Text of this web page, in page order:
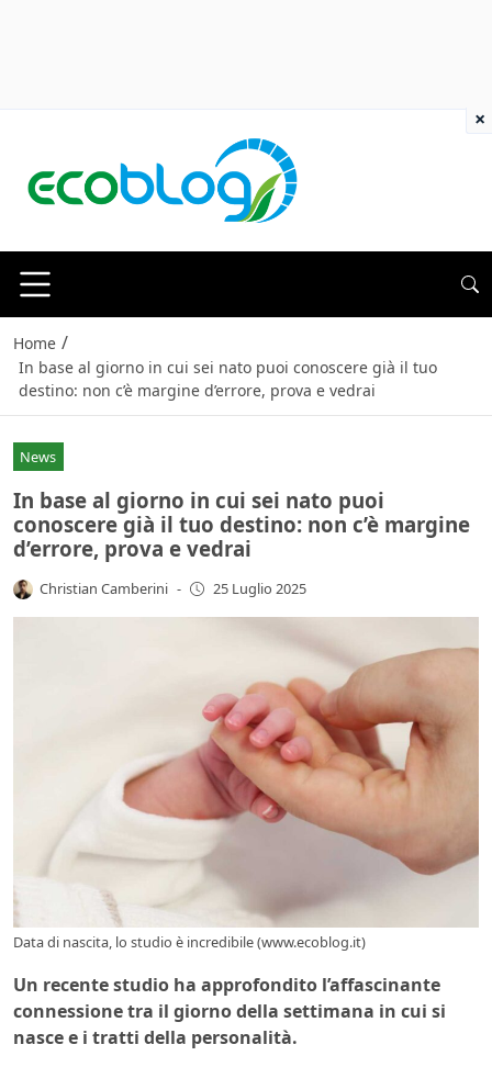
Home /
In base al giorno in cui sei nato puoi conoscere già il tuo
destino: non c’è margine d’errore, prova e vedrai
News
In base al giorno in cui sei nato puoi
conoscere già il tuo destino: non c’è margine
d’errore, prova e vedrai
Christian Camberini - 25 Luglio 2025
Data di nascita, lo studio è incredibile (www.ecoblog.it)
Un recente studio ha approfondito l’affascinante
connessione tra il giorno della settimana in cui si
nasce e i tratti della personalità.
×